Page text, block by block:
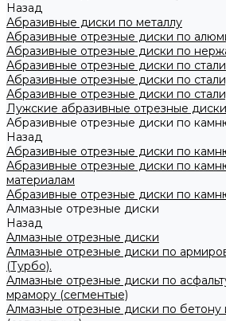
Назад
Абразивные диски по металлу
Абразивные отрезные диски по
Абразивные отрезные диски по
Абразивные отрезные диски по стали
Абразивные отрезные диски по
Абразивные отрезные диски по
Лужские абразивные отрезные диски
Абразивные отрезные диски по
Назад
Абразивные отрезные диски по
Абразивные отрезные диски по
материалам
Абразивные отрезные диски по
Алмазные отрезные диски
Назад
Алмазные отрезные диски
Алмазные отрезные диски по
(Турбо).
Алмазные отрезные диски по
мрамору (сегментые)
Алмазные отрезные диски по бетону